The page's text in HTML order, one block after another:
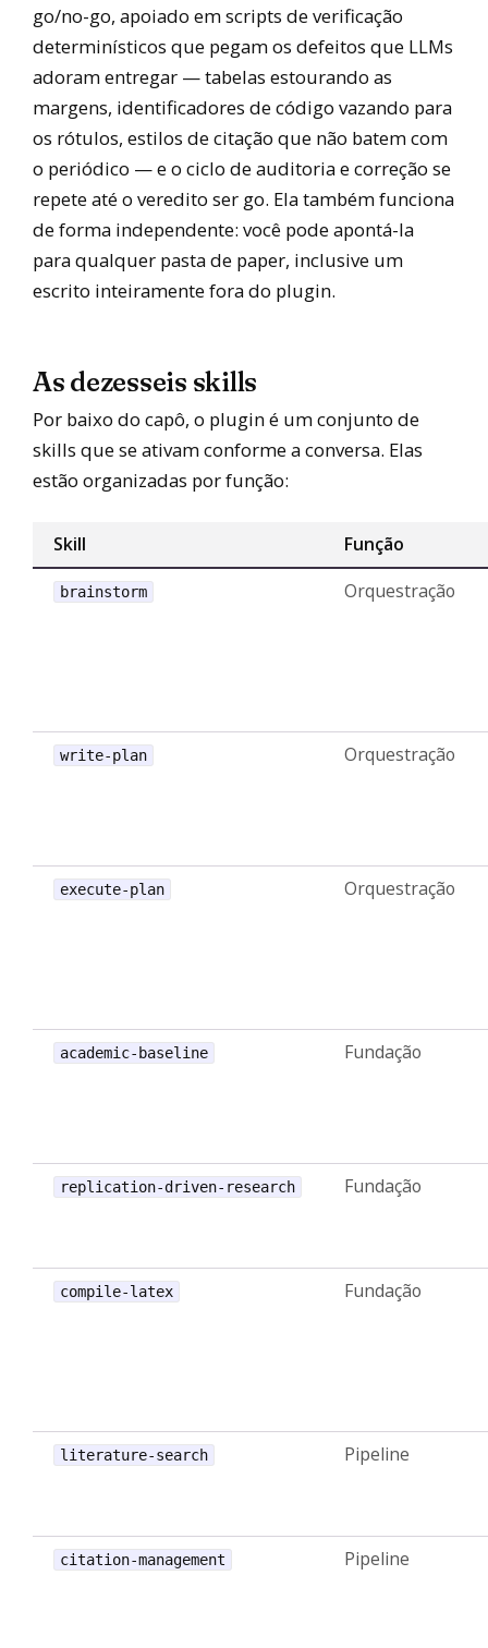
go/no-go, apoiado em scripts de verificação
determinísticos que pegam os defeitos que LLMs
adoram entregar — tabelas estourando as
margens, identificadores de código vazando para
os rótulos, estilos de citação que não batem com
o periódico — e o ciclo de auditoria e correção se
repete até o veredito ser go. Ela também funciona
de forma independente: você pode apontá-la
para qualquer pasta de paper, inclusive um
escrito inteiramente fora do plugin.
As dezesseis skills
Por baixo do capô, o plugin é um conjunto de
skills que se ativam conforme a conversa. Elas
estão organizadas por função:
Skill Função
brainstorm Orquestração
write-plan Orquestração
execute-plan Orquestração
academic-baseline Fundação
replication-driven-research Fundação
compile-latex Fundação
literature-search Pipeline
citation-management Pipeline